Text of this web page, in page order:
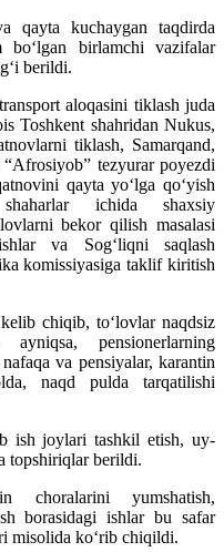
qayta kuchaygan taqdirda
birlamchi vazifalar
berildi.
aloqasini tiklash juda
Toshkent shahridan Nukus,
tiklash, Samarqand,
tezyurar poyezdi
qayta yo‘lga qo‘yish
shaharlar ichida shaxsiy
bekor qilish masalasi
va Sog‘liqni saqlash
komissiyasiga taklif kiritish
chiqib, to‘lovlar naqdsiz
pensionerlarning
va pensiyalar, karantin
naqd pulda tarqatilishi
ish joylari tashkil etish, uy-
topshiriqlar berildi.
choralarini yumshatish,
borasidagi ishlar bu safar
misolida ko‘rib chiqildi.